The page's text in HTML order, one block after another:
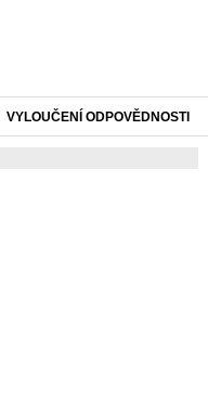
VYLOUČENÍ ODPOVĚDNOSTI